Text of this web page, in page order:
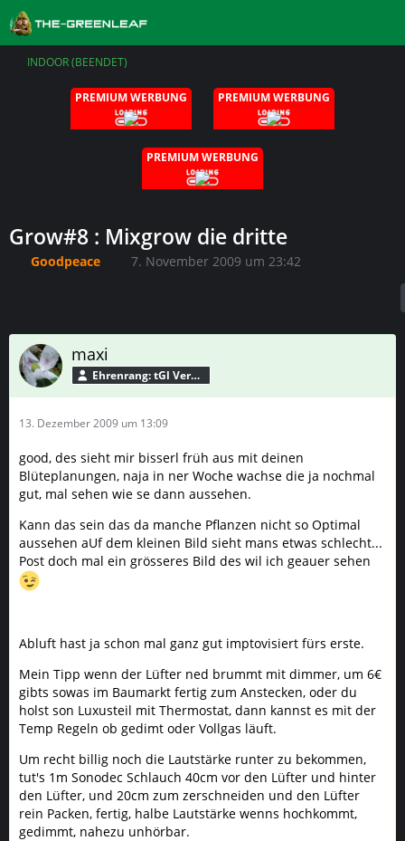
INDOOR (BEENDET)
PREMIUM WERBUNG PREMIUM WERBUNG
PREMIUM WERBUNG
Grow#8 : Mixgrow die dritte
Goodpeace 7. November 2009 um 23:42
maxi
Ehrenrang: tGl Verbündeter
13. Dezember 2009 um 13:09
good, des sieht mir bisserl früh aus mit deinen
Blüteplanungen, naja in ner Woche wachse die ja nochmal
gut, mal sehen wie se dann aussehen.
Kann das sein das da manche Pflanzen nicht so Optimal
aussehen aUf dem kleinen Bild sieht mans etwas schlecht...
Post doch mal ein grösseres Bild des wil ich geauer sehen
Abluft hast ja schon mal ganz gut imptovisiert fürs erste.
Mein Tipp wenn der Lüfter ned brummt mit dimmer, um 6€
gibts sowas im Baumarkt fertig zum Anstecken, oder du
holst son Luxusteil mit Thermostat, dann kannst es mit der
Temp Regeln ob gedimt oder Vollgas läuft.
Um recht billig noch die Lautstärke runter zu bekommen,
tut's 1m Sonodec Schlauch 40cm vor den Lüfter und hinter
den Lüfter, und 20cm zum zerschneiden und den Lüfter
rein Packen, fertig, halbe Lautstärke wenns hochkommt,
gedimmt, nahezu unhörbar.